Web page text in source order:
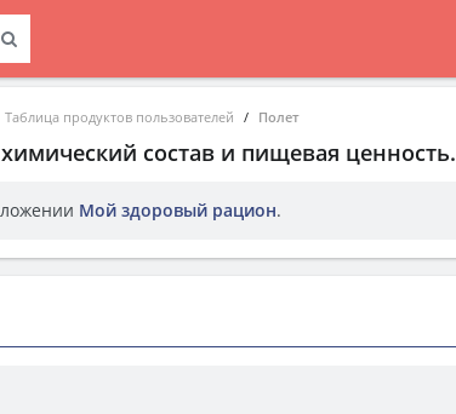
Таблица продуктов пользователей Полет
состав и пищевая ценность.
Мой здоровый рацион.